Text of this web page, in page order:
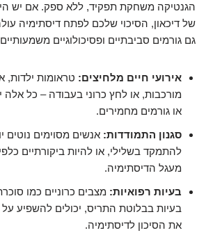
הגנטיקה משחקת תפקיד, ללא ספק. אם יש
של דיכאון, הסיכוי שלכם לפתח דיסתימיה
גם גורמים סביבתיים ופסיכולוגיים
אירועי חיים מלחיצים: טראומות ילדות,
מורכבות, או לחץ כרוני בעבודה – כל אלה
או גורמים מחמירים.
סגנון התמודדות: אנשים מסוימים נוטים
להתמקד בשלילי, או להיות ביקורתיים
מעגל הדיסתימיה.
בעיות רפואיות: מצבים כרוניים כמו
בעיות בבלוטת התריס, יכולים להשפיע
את הסיכון לדיסתימיה.